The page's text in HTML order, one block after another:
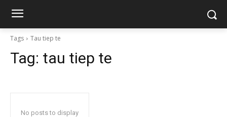
Tags Tau tiep te
Tag: tau tiep te
No posts to display